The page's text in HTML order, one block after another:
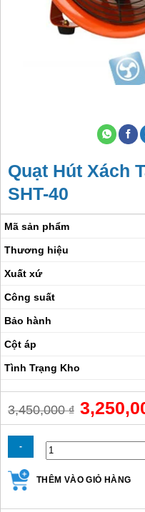
Quạt Hút Xách
SHT-40
Mã sản phẩm
Thương hiệu
Xuất xứ
Công suất
Bảo hành
Cột áp
Tình Trạng Kho
3,450,000₫
Giá
gốc
là:
Quạt
Hút
THÊM VÀO GIỎ HÀNG